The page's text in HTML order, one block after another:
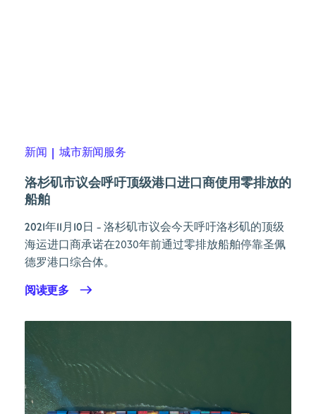
新闻 城市新闻服务
洛杉矶市议会呼吁顶级港口进口商使用零排放的
船舶
2021年11月10日 - 洛杉矶市议会今天呼吁洛杉矶的顶级
海运进口商承诺在2030年前通过零排放船舶停靠圣佩
德罗港口综合体。
阅读更多